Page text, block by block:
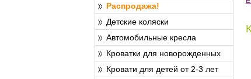
Распродажа!
Детские коляски
Автомобильные кресла
Кроватки для новорожденных
Кровати для детей от 2-3 лет